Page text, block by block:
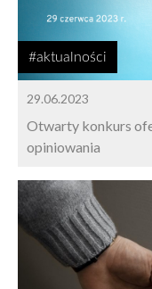
#aktualności
29.06.2023
Otwarty konkurs
opiniowania